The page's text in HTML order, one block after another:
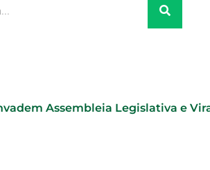
Assembleia Legislativa e